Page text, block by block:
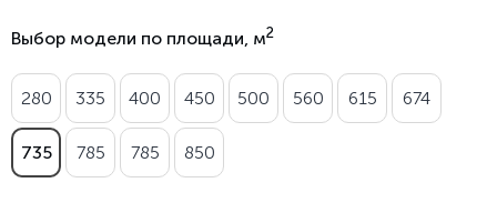
Выбор модели по площади, м2
280 335 400 450 500 560 615 674
735 785 785 850